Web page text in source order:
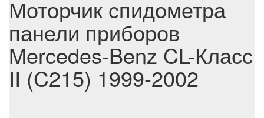
Моторчик спидометра
панели приборов
Mercedes-Benz CL-Класс
II (C215) 1999-2002